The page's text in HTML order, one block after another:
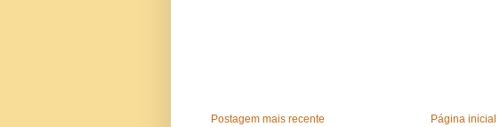
Postagem mais recente
Página inicial